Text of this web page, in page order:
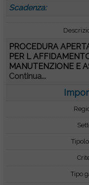
Scadenza:
PROCEDURA
PER L
MANUTENZIONE E
Continua...
Tipo